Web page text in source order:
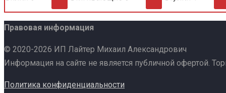
Правовая информация
© 2020-2026 ИП Лайтер Михаил Александрович
Информация на сайте не является публичной офертой.
Политика конфиденциальности